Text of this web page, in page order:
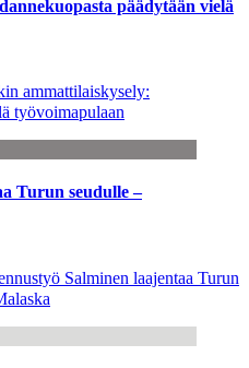
päädytään vielä
ammattilaiskysely:
työvoimapulaan
Turun seudulle –
Salminen laajentaa Turun